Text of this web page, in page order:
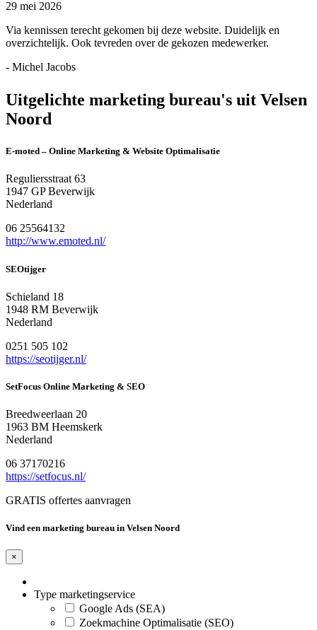
29 mei 2026
Via kennissen terecht gekomen bij deze website. Duidelijk en
overzichtelijk. Ook tevreden over de gekozen medewerker.
- Michel Jacobs
Uitgelichte marketing bureau's uit Velsen
Noord
E-moted – Online Marketing & Website Optimalisatie
Reguliersstraat 63
1947 GP Beverwijk
Nederland
06 25564132
http://www.emoted.nl/
SEOtijger
Schieland 18
1948 RM Beverwijk
Nederland
0251 505 102
https://seotijger.nl/
SetFocus Online Marketing & SEO
Breedweerlaan 20
1963 BM Heemskerk
Nederland
06 37170216
https://setfocus.nl/
GRATIS offertes aanvragen
Vind een marketing bureau in Velsen Noord
×
Type marketingservice
Google Ads (SEA)
Zoekmachine Optimalisatie (SEO)